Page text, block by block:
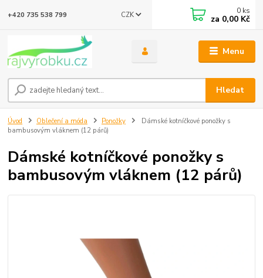
Menu
CZK
Hledat
+420 735 538 799 0 ks
za 0,00 Kč
Úvod Oblečení a móda Ponožky
Dámské kotníčkové ponožky s
bambusovým vláknem (12 párů)
Dámské kotníčkové ponožky s
bambusovým vláknem (12 párů)